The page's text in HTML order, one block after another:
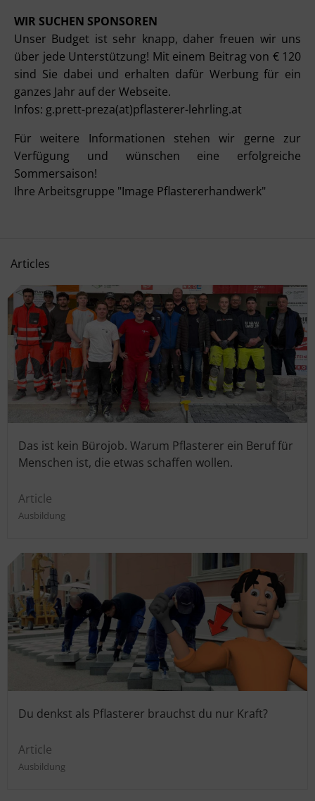
WIR SUCHEN SPONSOREN
Unser Budget ist sehr knapp, daher freuen wir uns
über jede Unterstützung! Mit einem Beitrag von € 120
sind Sie dabei und erhalten dafür Werbung für ein
ganzes Jahr auf der Webseite.
Infos: g.prett-preza(at)pflasterer-lehrling.at
Für weitere Informationen stehen wir gerne zur
Verfügung und wünschen eine erfolgreiche
Sommersaison!
Ihre Arbeitsgruppe "Image Pflastererhandwerk"
Articles
Das ist kein Bürojob. Warum Pflasterer ein Beruf für
Menschen ist, die etwas schaffen wollen.
Article
Ausbildung
Du denkst als Pflasterer brauchst du nur Kraft?
Article
Ausbildung